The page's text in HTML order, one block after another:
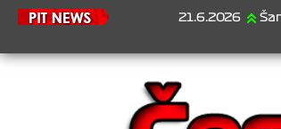
21.6.2026